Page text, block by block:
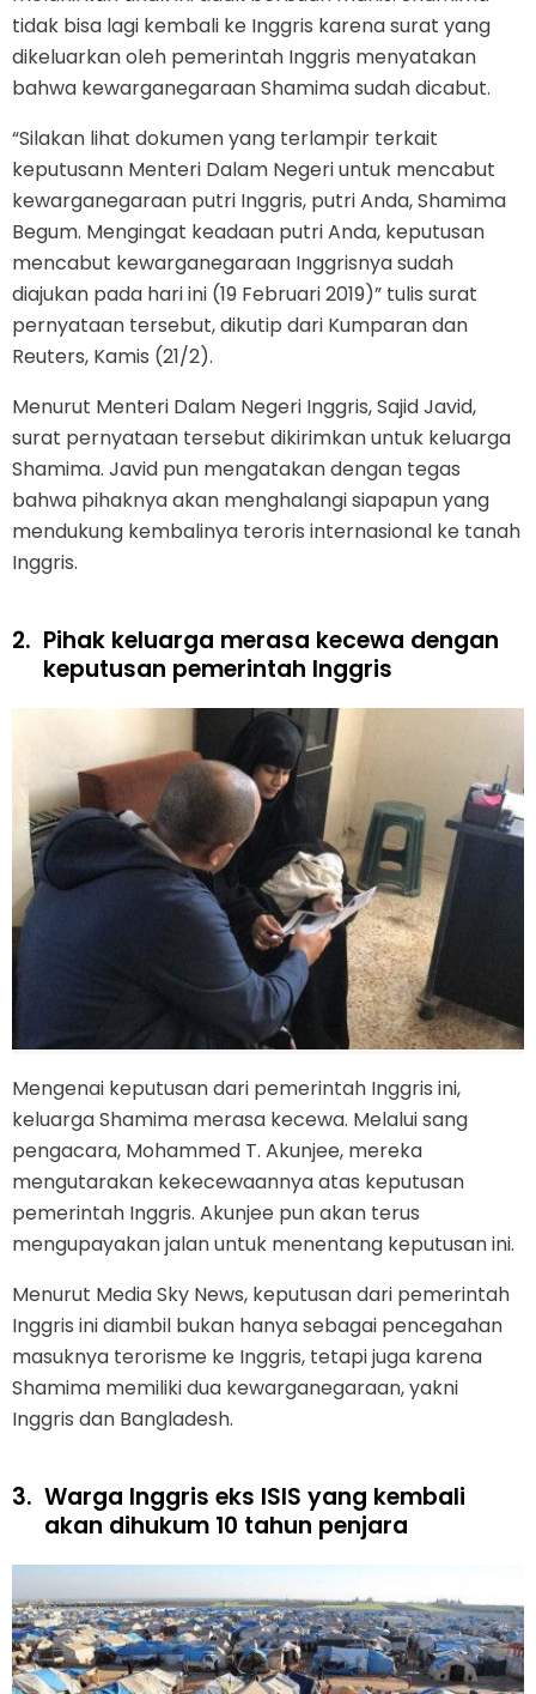
tidak bisa lagi kembali ke Inggris karena surat yang
dikeluarkan oleh pemerintah Inggris menyatakan
bahwa kewarganegaraan Shamima sudah dicabut.
“Silakan lihat dokumen yang terlampir terkait
keputusann Menteri Dalam Negeri untuk mencabut
kewarganegaraan putri Inggris, putri Anda, Shamima
Begum. Mengingat keadaan putri Anda, keputusan
mencabut kewarganegaraan Inggrisnya sudah
diajukan pada hari ini (19 Februari 2019)” tulis surat
pernyataan tersebut, dikutip dari Kumparan dan
Reuters, Kamis (21/2).
Menurut Menteri Dalam Negeri Inggris, Sajid Javid,
surat pernyataan tersebut dikirimkan untuk keluarga
Shamima. Javid pun mengatakan dengan tegas
bahwa pihaknya akan menghalangi siapapun yang
mendukung kembalinya teroris internasional ke tanah
Inggris.
2. Pihak keluarga merasa kecewa dengan
keputusan pemerintah Inggris
Mengenai keputusan dari pemerintah Inggris ini,
keluarga Shamima merasa kecewa. Melalui sang
pengacara, Mohammed T. Akunjee, mereka
mengutarakan kekecewaannya atas keputusan
pemerintah Inggris. Akunjee pun akan terus
mengupayakan jalan untuk menentang keputusan ini.
Menurut Media Sky News, keputusan dari pemerintah
Inggris ini diambil bukan hanya sebagai pencegahan
masuknya terorisme ke Inggris, tetapi juga karena
Shamima memiliki dua kewarganegaraan, yakni
Inggris dan Bangladesh.
3. Warga Inggris eks ISIS yang kembali
akan dihukum 10 tahun penjara